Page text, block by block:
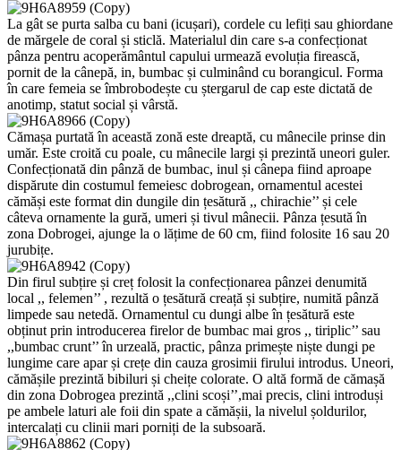
La gât se purta salba cu bani (icușari), cordele cu lefiți sau ghiordane
de mărgele de coral și sticlă. Materialul din care s-a confecționat
pânza pentru acoperământul capului urmează evoluția firească,
pornit de la cânepă, in, bumbac și culminând cu borangicul. Forma
în care femeia se îmbrobodește cu ștergarul de cap este dictată de
anotimp, statut social și vârstă.
Cămașa purtată în această zonă este dreaptă, cu mânecile prinse din
umăr. Este croită cu poale, cu mânecile largi și prezintă uneori guler.
Confecționată din pânză de bumbac, inul și cânepa fiind aproape
dispărute din costumul femeiesc dobrogean, ornamentul acestei
cămăși este format din dungile din țesătură ,, chirachie’’ și cele
câteva ornamente la gură, umeri și tivul mânecii. Pânza țesută în
zona Dobrogei, ajunge la o lățime de 60 cm, fiind folosite 16 sau 20
jurubițe.
Din firul subțire și creț folosit la confecționarea pânzei denumită
local ,, felemen’’ , rezultă o țesătură creață și subțire, numită pânză
limpede sau netedă. Ornamentul cu dungi albe în țesătură este
obținut prin introducerea firelor de bumbac mai gros ,, tiriplic’’ sau
,,bumbac crunt’’ în urzeală, practic, pânza primește niște dungi pe
lungime care apar și crețe din cauza grosimii firului introdus. Uneori,
cămășile prezintă bibiluri și cheițe colorate. O altă formă de cămașă
din zona Dobrogea prezintă ,,clini scoși’’,mai precis, clini introduși
pe ambele laturi ale foii din spate a cămășii, la nivelul șoldurilor,
intercalați cu clinii mari porniți de la subsoară.